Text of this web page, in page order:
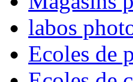
labos
Ecoles de